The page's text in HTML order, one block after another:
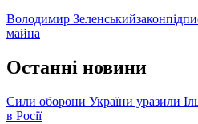
Володимир Зеленськийзакон
майна
Останні новини
Сили оборони України уразили
в Росії